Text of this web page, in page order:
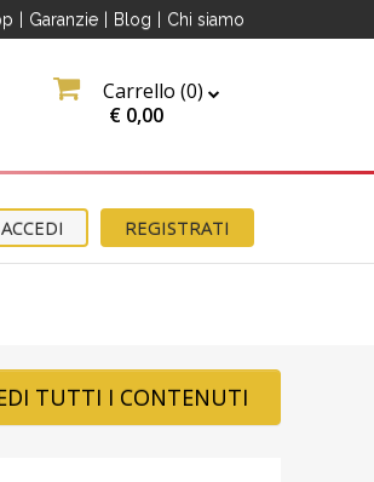
Garanzie Blog Chi siamo
Carrello (0)
€ 0,00
REGISTRATI
ACCEDI
TUTTI I CONTENUTI